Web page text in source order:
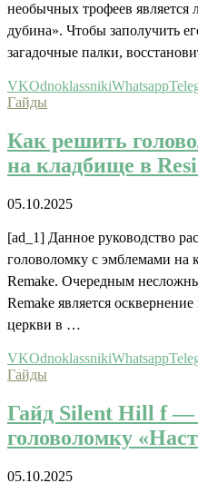
необычных трофеев является
дубина». Чтобы заполучить
загадочные палки,
VKOdnoklassnikiWhatsapp
Гайды
Как решить
на кладбище в
05.10.2025
[ad_1] Данное руководство
головоломку с эмблемами на
Remake. Очередным
Remake является
церкви в …
VKOdnoklassnikiWhatsapp
Гайды
Гайд Silent Hill f —
головоломку
05.10.2025